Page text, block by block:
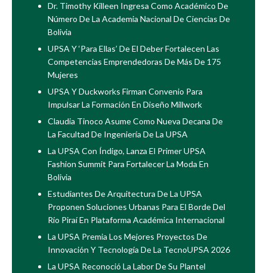
Dr. Timothy Killeen Ingresa Como Académico De
Número De La Academia Nacional De Ciencias De
Bolivia
UPSA Y ‘Para Ellas’ De El Deber Fortalecen Las
Competencias Emprendedoras De Más De 175
Mujeres
UPSA Y Duckworks Firman Convenio Para
Impulsar La Formación En Diseño Millwork
Claudia Tinoco Asume Como Nueva Decana De
La Facultad De Ingeniería De La UPSA
La UPSA Con Índigo, Lanza El Primer UPSA
Fashion Summit Para Fortalecer La Moda En
Bolivia
Estudiantes De Arquitectura De La UPSA
Proponen Soluciones Urbanas Para El Borde Del
Río Piraí En Plataforma Académica Internacional
La UPSA Premia Los Mejores Proyectos De
Innovación Y Tecnología De La TecnoUPSA 2026
La UPSA Reconoció La Labor De Su Plantel